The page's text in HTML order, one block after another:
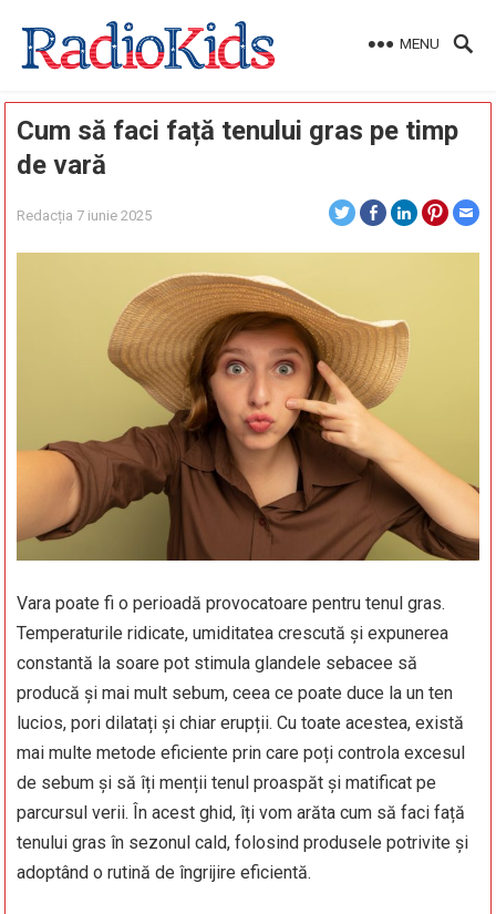
MENU
Cum să faci față tenului gras pe timp
de vară
Redacția 7 iunie 2025
Vara poate fi o perioadă provocatoare pentru tenul gras.
Temperaturile ridicate, umiditatea crescută și expunerea
constantă la soare pot stimula glandele sebacee să
producă și mai mult sebum, ceea ce poate duce la un ten
lucios, pori dilatați și chiar erupții. Cu toate acestea, există
mai multe metode eficiente prin care poți controla excesul
de sebum și să îți menții tenul proaspăt și matificat pe
parcursul verii. În acest ghid, îți vom arăta cum să faci față
tenului gras în sezonul cald, folosind produsele potrivite și
adoptând o rutină de îngrijire eficientă.